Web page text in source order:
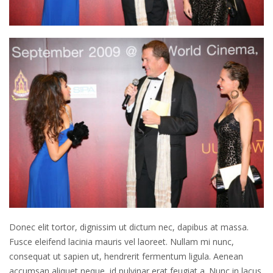
Donec elit tortor, dignissim ut dictum nec, dapibus at massa.
Fusce eleifend lacinia mauris vel laoreet. Nullam mi nunc,
consequat ut sapien ut, hendrerit fermentum ligula. Aenean